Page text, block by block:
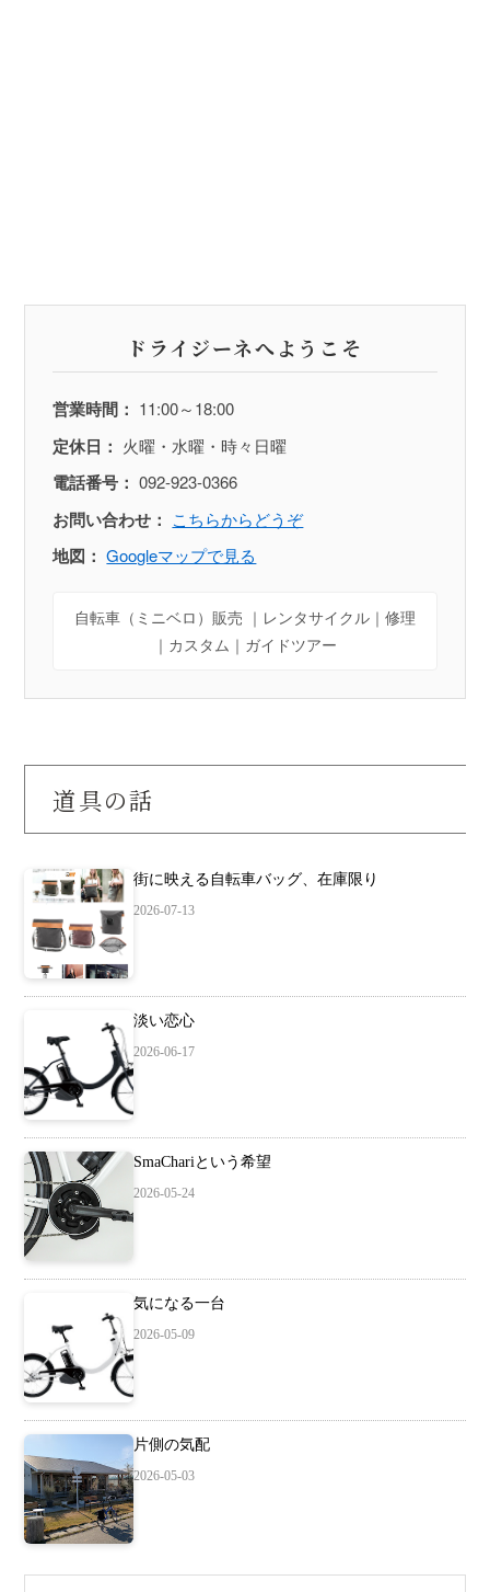
ドライジーネへようこそ
営業時間： 11:00～18:00
定休日： 火曜・水曜・時々日曜
電話番号： 092-923-0366
お問い合わせ： こちらからどうぞ
地図： Googleマップで見る
自転車（ミニベロ）販売 ｜レンタサイクル｜修理
｜カスタム｜ガイドツアー
道具の話
街に映える自転車バッグ、在庫限り
2026-07-13
淡い恋心
2026-06-17
SmaChariという希望
2026-05-24
気になる一台
2026-05-09
片側の気配
2026-05-03